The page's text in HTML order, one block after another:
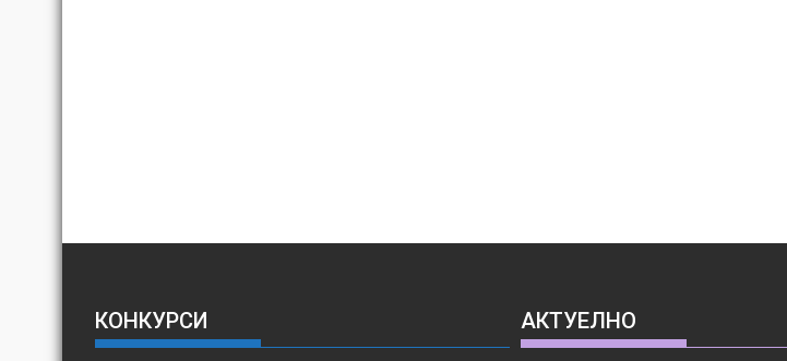
КОНКУРСИ АКТУЕЛНО